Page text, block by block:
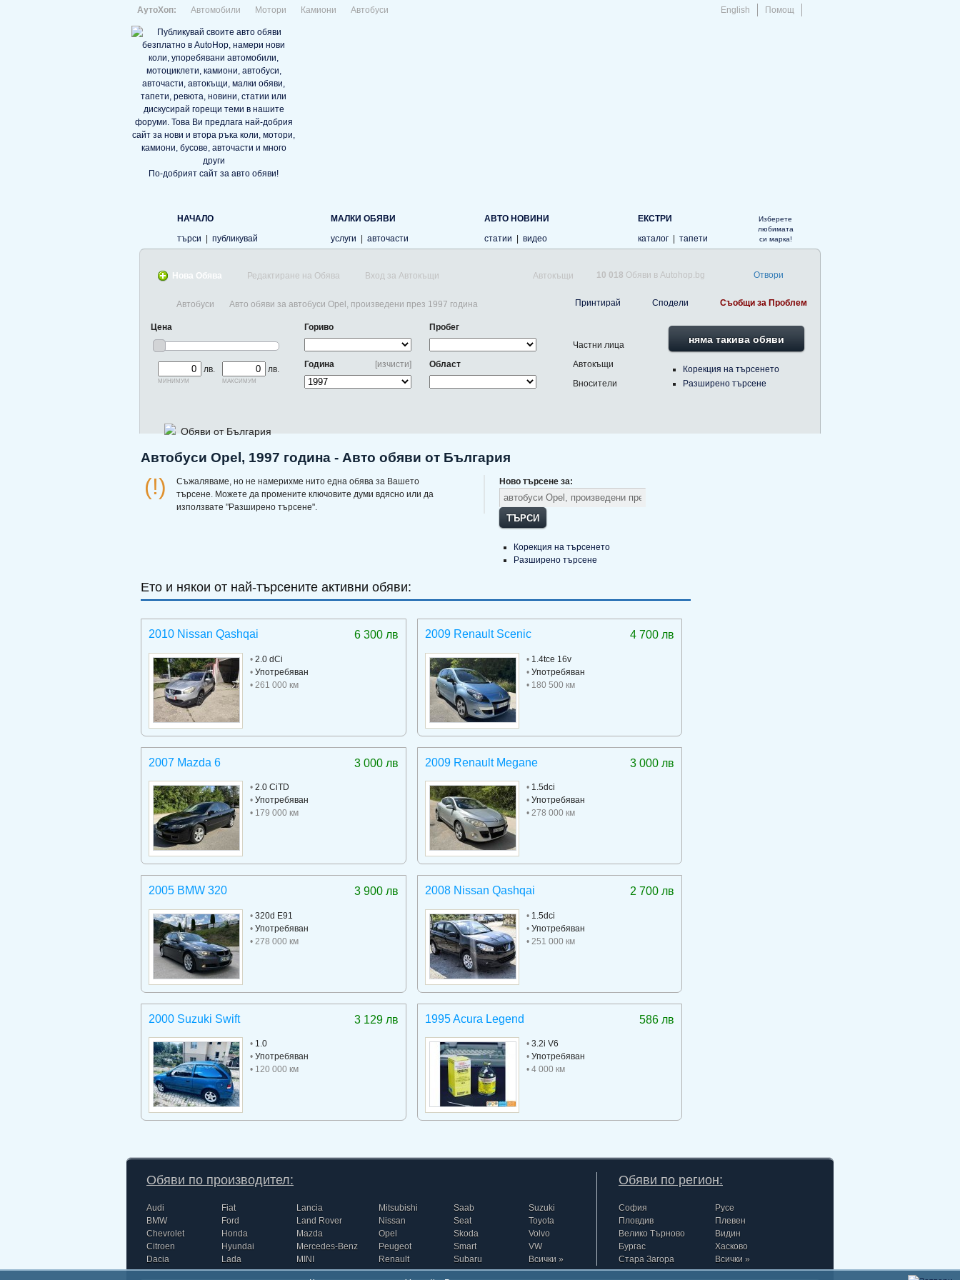
English Помощ
АутоХоп: Автомобили Мотори Камиони Автобуси
По-добрият сайт за авто обяви!
НАЧАЛО
търси
публикувай
МАЛКИ ОБЯВИ
услуги
авточасти
АВТО НОВИНИ
статии
видео
ЕКСТРИ
каталог
тапети
Изберете
любимата
си марка!
Нова Обява Редактиране на Обява Вход за Автокъщи Автокъщи 10 018 Обяви в Autohop.bg Отвори
Принтирай Сподели Съобщи за Проблем
Автобуси Авто обяви за автобуси Opel, произведени през 1997 година
Цена
лв.
минимум
лв.
максимум
Гориво
[изчисти]
Година
Пробег
Област
Частни лица
Автокъщи
Вносители
няма такива обяви
Корекция на търсенето
Разширено търсене
Обяви от България
Автобуси Opel, 1997 година - Авто обяви от България
(!)
Съжаляваме, но не намерихме нито една обява за Вашето
търсене. Можете да промените ключовите думи вдясно или да
използвате "Разширено търсене".
Ново търсене за:
ТЪРСИ
Корекция на търсенето
Разширено търсене
Ето и някои от най-търсените активни обяви:
6 300 лв
2010 Nissan Qashqai
• 2.0 dCi
• Употребяван
• 261 000 км
4 700 лв
2009 Renault Scenic
•1.4tce 16v
•Употребяван
• 180 500 км
3 000 лв
2007 Mazda 6
• 2.0 CiTD
• Употребяван
• 179 000 км
3 000 лв
2009 Renault Megane
•1.5dci
•Употребяван
• 278 000 км
3 900 лв
2005 BMW 320
• 320d E91
• Употребяван
• 278 000 км
2 700 лв
2008 Nissan Qashqai
•1.5dci
•Употребяван
• 251 000 км
3 129 лв
2000 Suzuki Swift
• 1.0
• Употребяван
• 120 000 км
586 лв
1995 Acura Legend
•3.2i V6
•Употребяван
• 4 000 км
Обяви по производител:
Audi
BMW
Chevrolet
Citroen
Dacia
Fiat
Ford
Honda
Hyundai
Lada
Lancia
Land Rover
Mazda
Mercedes-Benz
MINI
Mitsubishi
Nissan
Opel
Peugeot
Renault
Saab
Seat
Skoda
Smart
Subaru
Suzuki
Toyota
Volvo
VW
Всички »
Обяви по регион:
София
Пловдив
Велико Търново
Бургас
Стара Загора
Русе
Плевен
Видин
Хасково
Всички »